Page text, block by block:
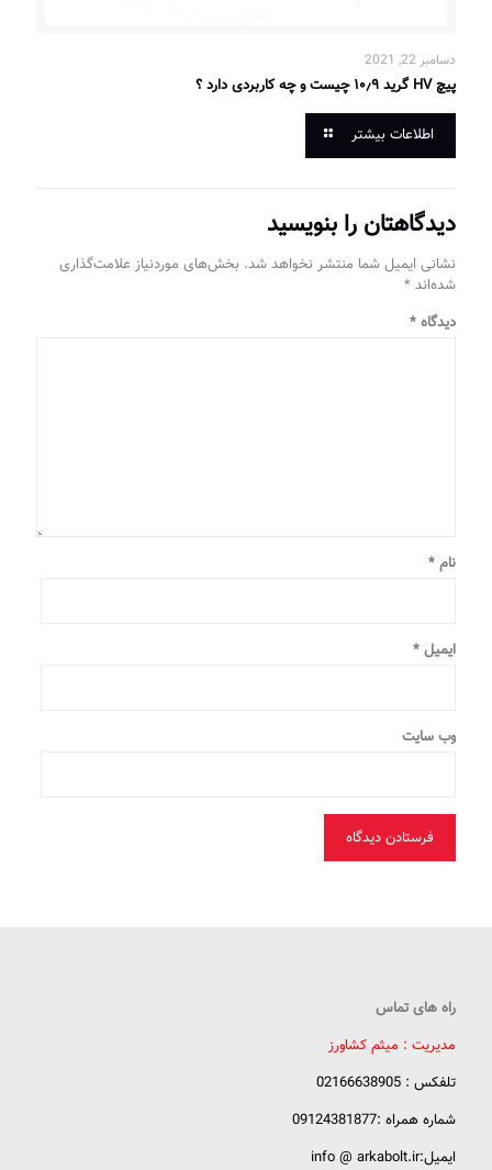
دسامبر 22, 2021
پیچ HV گرید ۱۰٫۹ چیست و چه کاربردی دارد ؟
اطلاعات بیشتر
دیدگاهتان را بنویسید
نشانی ایمیل شما منتشر نخواهد شد. بخش‌های موردنیاز علامت‌گذاری
شده‌اند *
دیدگاه *
نام *
ایمیل *
وب‌ سایت
راه های تماس
مدیریت : میثم کشاورز
تلفکس : 02166638905
شماره همراه :09124381877
ایمیل:info @ arkabolt.ir